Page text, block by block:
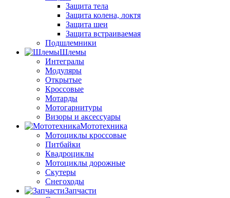
Защита тела
Защита колена, локтя
Защита шеи
Защита встраиваемая
Подшлемники
Шлемы
Интегралы
Модуляры
Открытые
Кроссовые
Мотарды
Мотогарнитуры
Визоры и аксессуары
Мототехника
Мотоциклы кроссовые
Питбайки
Квадроциклы
Мотоциклы дорожные
Скутеры
Снегоходы
Запчасти